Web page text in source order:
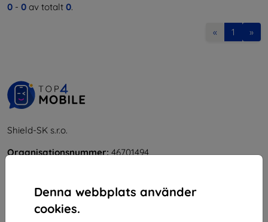
Denna webbplats använder
cookies.
0 - 0 av totalt 0.
« 1 »
Shield-SK s.r.o.
Organisationsnummer: 46701494
Kontakt